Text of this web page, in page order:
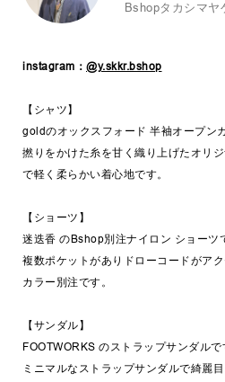
Bshopタカシマヤ
instagram： @y.skkr.bshop
【シャツ】
goldのオックスフォード 半袖オープン
撚りをかけた糸を甘く織り上げたオリ
で軽く柔らかい着心地です。
【ショーツ】
迷迭香 のBshop別注ナイロン ショーツ
複数ポケットがありドローコードがアク
カラー別注です。
【サンダル】
FOOTWORKS のストラップサンダルで
ミニマルなストラップサンダルで綺麗